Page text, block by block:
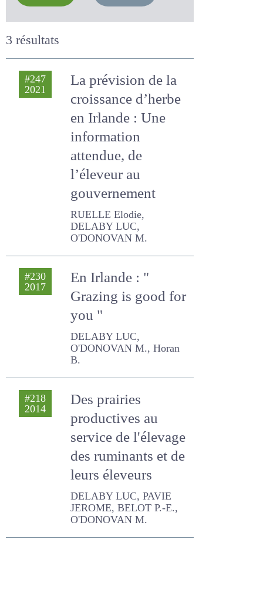
valider annuler
3 résultats
#247
La prévision de la
croissance d’herbe
en Irlande : Une
information
attendue, de
l’éleveur au
gouvernement
RUELLE Elodie, DELABY
LUC, O'DONOVAN M.
#230
2017
En Irlande : "
Grazing is good for
you "
DELABY LUC, O'DONOVAN
M., Horan B.
#218
2014
Des prairies
productives au
service de l'élevage
des ruminants et
de leurs éleveurs
DELABY LUC, PAVIE
JEROME, BELOT P.-E.,
O'DONOVAN M.